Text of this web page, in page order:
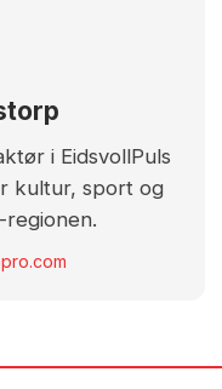
i EidsvollPuls
kultur, sport og
regionen.